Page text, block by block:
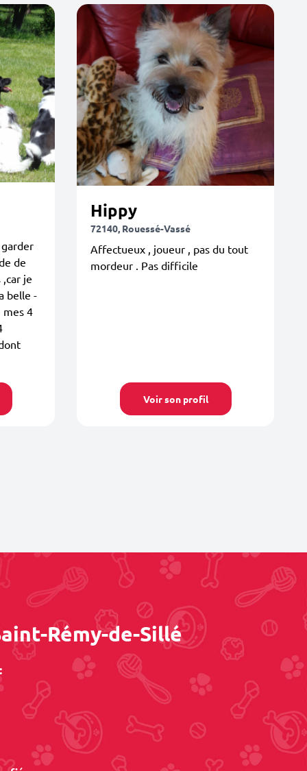
de
je
belle -
mes 4
Hippy
72140, Rouessé-Vassé
Affectueux , joueur , pas du tout
mordeur . Pas difficile
Voir son profil
Rémy-de-Sillé